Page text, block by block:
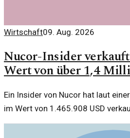
Wirtschaft09. Aug. 2026
Nucor-Insider
Wert von über 1,4
Ein Insider von Nucor hat laut
im Wert von 1.465.908 USD
wirft Fragen zur